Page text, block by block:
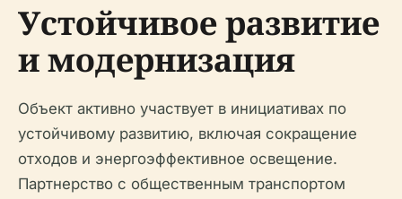
Устойчивое развитие
и модернизация
Объект активно участвует в инициативах по
устойчивому развитию, включая сокращение
отходов и энергоэффективное освещение.
Партнерство с общественным транспортом